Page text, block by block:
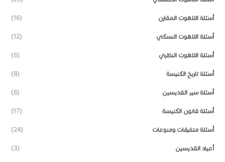
أسئلة اللاهوت المقارن (16)
أسئلة اللاهوت النسكي (12)
أسئلة اللاهوت النظري (6)
أسئلة تاريخ الكنيسة (8)
أسئلة سير القديسين (6)
أسئلة قانون الكنيسة (17)
أسئلة متفرقات ومنوعات (24)
أعياد القديسين (3)